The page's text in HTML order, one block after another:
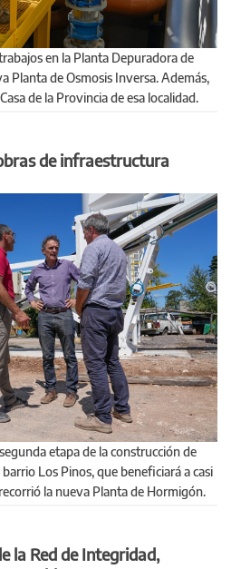
Planta de Osmosis Inversa. Además,
de la Provincia de esa localidad.
de infraestructura
Los Pinos, que beneficiará a casi
la nueva Planta de Hormigón.
la Red de Integridad,